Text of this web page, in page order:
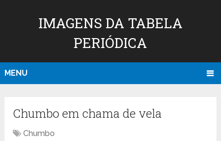
IMAGENS DA TABELA
PERIÓDICA
MENU
Chumbo em chama de vela
Chumbo